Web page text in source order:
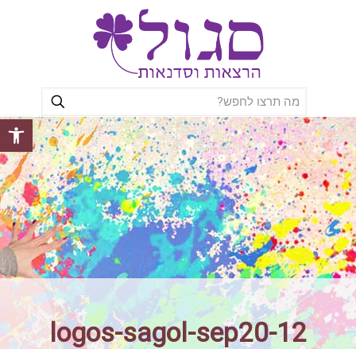
פתח
logos-sagol-sep20-12